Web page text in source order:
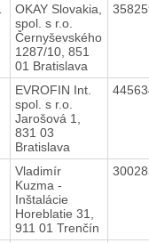
OKAY Slovakia,
spol. s r.o.
Černyševského
1287/10, 851
01 Bratislava
EVROFIN Int.
spol. s r.o.
Jarošová 1,
831 03
Bratislava
Vladimír
Kuzma -
Inštalácie
Horeblatie 31,
911 01 Trenčín